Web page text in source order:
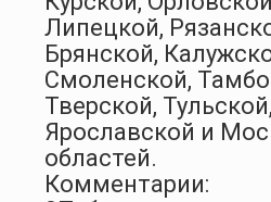
Липецкой,
Брянской,
Смоленской,
Тверской, Тульской,
Ярославской и
областей.
Комментарии: